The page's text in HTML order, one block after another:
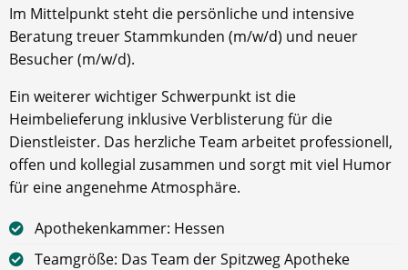
Im Mittelpunkt steht die persönliche und intensive
Beratung treuer Stammkunden (m/w/d) und neuer
Besucher (m/w/d).
Ein weiterer wichtiger Schwerpunkt ist die
Heimbelieferung inklusive Verblisterung für die
Dienstleister. Das herzliche Team arbeitet professionell,
offen und kollegial zusammen und sorgt mit viel Humor
für eine angenehme Atmosphäre.
Apothekenkammer: Hessen
Teamgröße: Das Team der Spitzweg Apotheke